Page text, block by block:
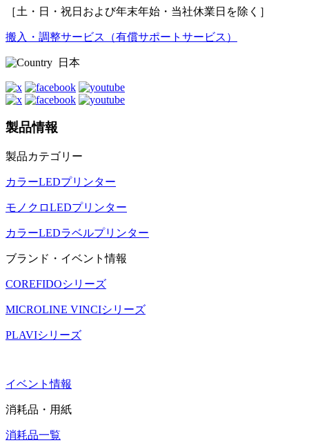
［土・日・祝日および年末年始・当社休業日を除く］
搬入・調整サービス（有償サポートサービス）
日本
製品情報
製品カテゴリー
カラーLEDプリンター
モノクロLEDプリンター
カラーLEDラベルプリンター
ブランド・イベント情報
COREFIDOシリーズ
MICROLINE VINCIシリーズ
PLAVIシリーズ
イベント情報
消耗品・用紙
消耗品一覧